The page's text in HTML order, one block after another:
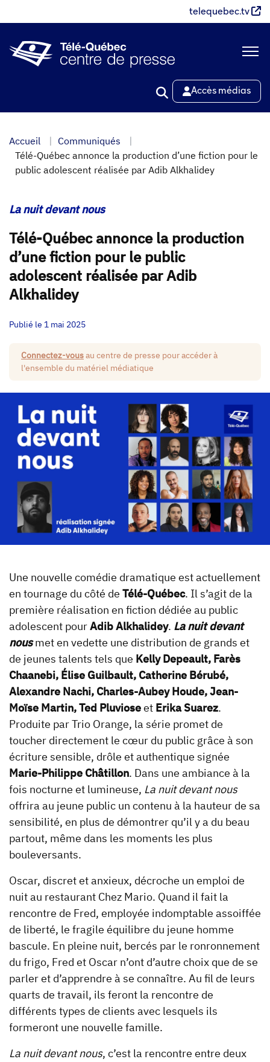
au
principal
telequebec.tv
Accès médias
Accueil
Communiqués
Télé-Québec annonce la production d’une fiction pour le
public adolescent réalisée par Adib Alkhalidey
La nuit devant nous
Télé-Québec annonce la production
d’une fiction pour le public
adolescent réalisée par Adib
Alkhalidey
Publié le 1 mai 2025
Connectez-vousau centre de presse pour accéder à
l'ensemble du matériel médiatique
Une nouvelle comédie dramatique est actuellement
en tournage du côté de Télé-Québec. Il s’agit de la
première réalisation en fiction dédiée au public
adolescent pourAdib Alkhalidey. La nuit devant
nousmet en vedette une distribution de grands et
de jeunes talents tels que Kelly Depeault, Farès
Chaanebi, Élise Guilbault, Catherine Bérubé,
Alexandre Nachi, Charles-Aubey Houde, Jean-
Moïse Martin, Ted Pluvioseet Erika Suarez.
Produite par Trio Orange, la série promet de
toucher directement le cœur du public grâce à son
écriture sensible, drôle et authentique signée
Marie-Philippe Châtillon. Dans une ambiance à la
fois nocturne et lumineuse, La nuit devant nous
offrira au jeune public un contenu à la hauteur de sa
sensibilité, en plus de démontrer qu’il y a du beau
partout, même dans les moments les plus
bouleversants.
Oscar, discret et anxieux, décroche un emploi de
nuit au restaurant Chez Mario. Quand il fait la
rencontre de Fred, employée indomptable assoiffée
de liberté, le fragile équilibre du jeune homme
bascule. En pleine nuit, bercés par le ronronnement
du frigo, Fred et Oscar n’ont d’autre choix que de se
parler et d’apprendre à se connaître. Au fil de leurs
quarts de travail, ils feront la rencontre de
différents types de clients avec lesquels ils
formeront une nouvelle famille.
La nuit devant nous, c’est la rencontre entre deux